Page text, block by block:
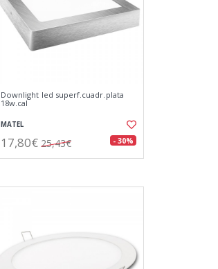
Downlight led superf.cuadr.plata
18w.cal
MATEL
17,80€ 25,43€ - 30%